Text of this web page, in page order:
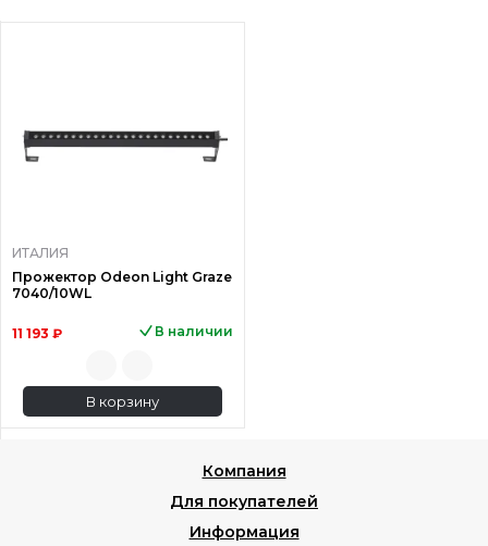
ИТАЛИЯ
Прожектор Odeon Light Graze
7040/10WL
11 193 ₽ В наличии
В корзину
Компания
Для покупателей
Информация